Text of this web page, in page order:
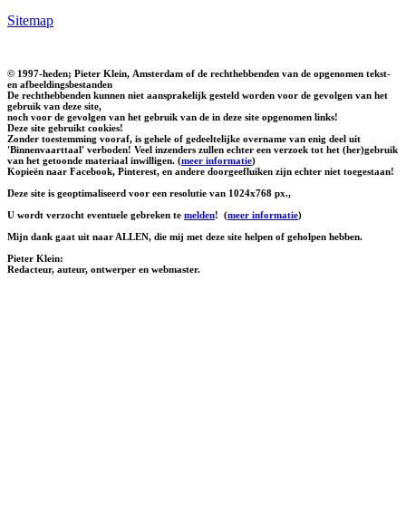
Sitemap
© 1997-heden; Pieter Klein, Amsterdam of de rechthebbenden van de opgenomen tekst-
en afbeeldingsbestanden
De rechthebbenden kunnen niet aansprakelijk gesteld worden voor de gevolgen van het
gebruik van deze site,
noch voor de gevolgen van het gebruik van de in deze site opgenomen links!
Deze site gebruikt cookies!
Zonder toestemming vooraf, is gehele of gedeeltelijke overname van enig deel uit
'Binnenvaarttaal' verboden! Veel inzenders zullen echter een verzoek tot het (her)gebruik
van het getoonde materiaal inwilligen. (meer informatie)
Kopieën naar Facebook, Pinterest, en andere doorgeefluiken zijn echter niet toegestaan!
Deze site is geoptimaliseerd voor een resolutie van 1024x768 px.,
U wordt verzocht eventuele gebreken te melden! (meer informatie)
Mijn dank gaat uit naar ALLEN, die mij met deze site helpen of geholpen hebben.
Pieter Klein:
Redacteur, auteur, ontwerper en webmaster.